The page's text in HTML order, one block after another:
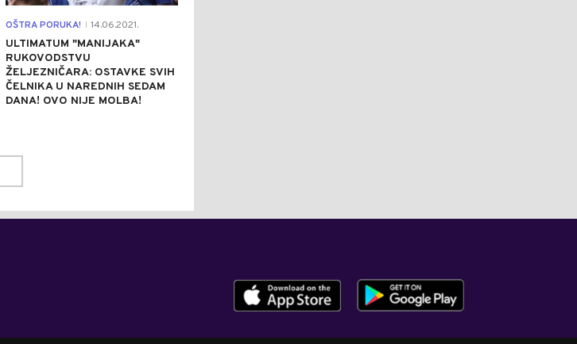
OŠTRA PORUKA! 14.06.2021.
ULTIMATUM "MANIJAKA"
RUKOVODSTVU
ŽELJEZNIČARA: OSTAVKE SVIH
ČELNIKA U NAREDNIH SEDAM
DANA! OVO NIJE MOLBA!